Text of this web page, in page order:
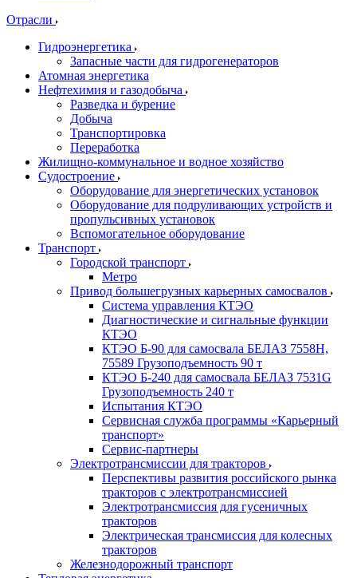
Отрасли
Гидроэнергетика
Запасные части для гидрогенераторов
Атомная энергетика
Нефтехимия и газодобыча
Разведка и бурение
Добыча
Транспортировка
Переработка
Жилищно-коммунальное и водное хозяйство
Судостроение
Оборудование для энергетических установок
Оборудование для подруливающих устройств и
пропульсивных установок
Вспомогательное оборудование
Транспорт
Городской транспорт
Метро
Привод большегрузных карьерных самосвалов
Система управления КТЭО
Диагностические и сигнальные функции
КТЭО
КТЭО Б-90 для самосвала БЕЛАЗ 7558H,
75589 Грузоподъемность 90 т
КТЭО Б-240 для самосвала БЕЛАЗ 7531G
Грузоподъемность 240 т
Испытания КТЭО
Сервисная служба программы «Карьерный
транспорт»
Сервис-партнеры
Электротрансмиссии для тракторов
Перспективы развития российского рынка
тракторов с электротрансмиссией
Электротрансмиссия для гусеничных
тракторов
Электрическая трансмиссия для колесных
тракторов
Железнодорожный транспорт